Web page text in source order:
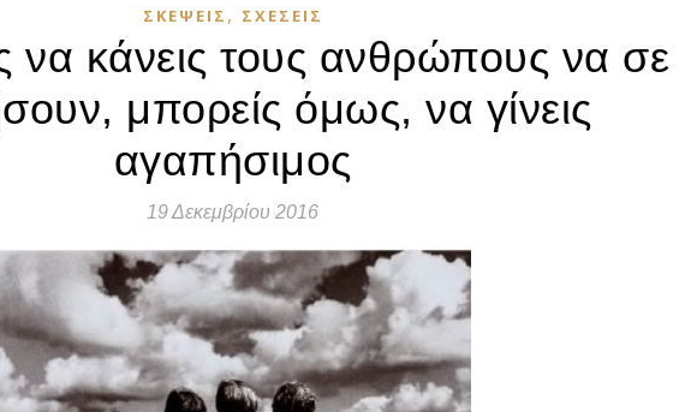
ΣΚΈΨΕΙΣ , ΣΧΈΣΕΙΣ
να κάνεις τους ανθρώπους να σε
μπορείς όμως, να γίνεις
αγαπήσιμος
19 Δεκεμβρίου 2016